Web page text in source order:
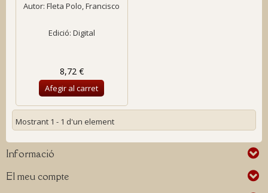
Autor:Fleta Polo, Francisco
Edició: Digital
8,72 €
Afegir al carret
Mostrant 1 - 1 d'un element
Informació
El meu compte